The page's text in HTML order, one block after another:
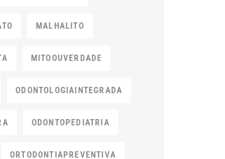
MALHALITO
MITOOUVERDADE
ODONTOLOGIAINTEGRADA
ODONTOPEDIATRIA
ORTODONTIAPREVENTIVA